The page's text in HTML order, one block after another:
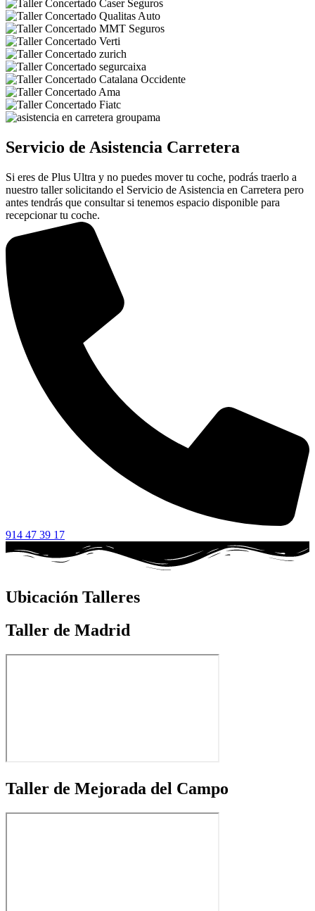
Servicio de Asistencia Carretera
Si eres de Plus Ultra y no puedes mover tu coche, podrás traerlo a
nuestro taller solicitando el Servicio de Asistencia en Carretera pero
antes tendrás que consultar si tenemos espacio disponible para
recepcionar tu coche.
914 47 39 17
Ubicación Talleres
Taller de Madrid
Taller de Mejorada del Campo